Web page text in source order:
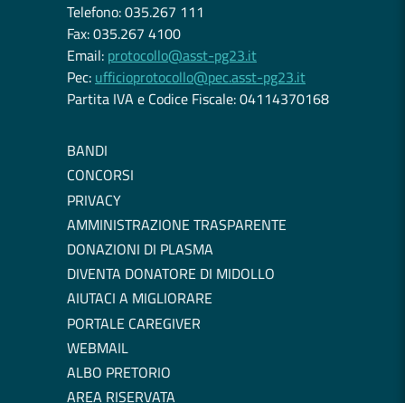
Telefono: 035.267 111
Fax: 035.267 4100
Email: protocollo@asst-pg23.it
Pec: ufficioprotocollo@pec.asst-pg23.it
Partita IVA e Codice Fiscale: 04114370168
BANDI
CONCORSI
PRIVACY
AMMINISTRAZIONE TRASPARENTE
DONAZIONI DI PLASMA
DIVENTA DONATORE DI MIDOLLO
AIUTACI A MIGLIORARE
PORTALE CAREGIVER
WEBMAIL
ALBO PRETORIO
AREA RISERVATA